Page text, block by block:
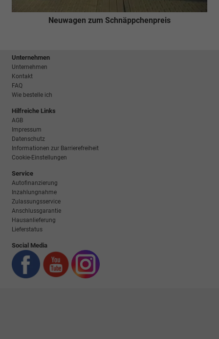
Neuwagen zum Schnäppchenpreis
Unternehmen
Unternehmen
Kontakt
FAQ
Wie bestelle ich
Hilfreiche Links
AGB
Impressum
Datenschutz
Informationen zur Barrierefreiheit
Cookie-Einstellungen
Service
Autofinanzierung
Inzahlungnahme
Zulassungsservice
Anschlussgarantie
Hausanlieferung
Lieferstatus
Social Media